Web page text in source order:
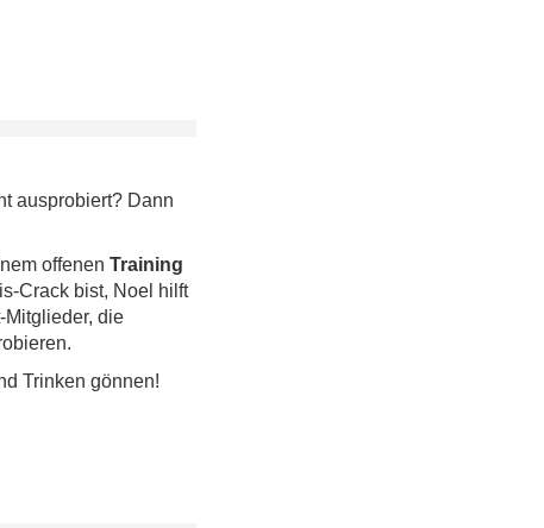
ausprobiert? Dann
offenen Training
Crack bist, Noel hilft
Mitglieder, die
Trinken gönnen!